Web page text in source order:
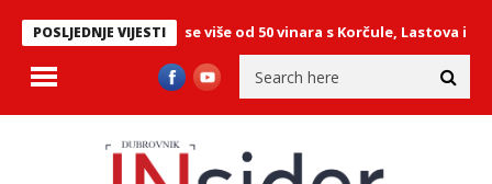
POSLJEDNJE VIJESTI
Blatu: Predstavilo se više od 50 vinara s Korčule, Lastova i Pelješca